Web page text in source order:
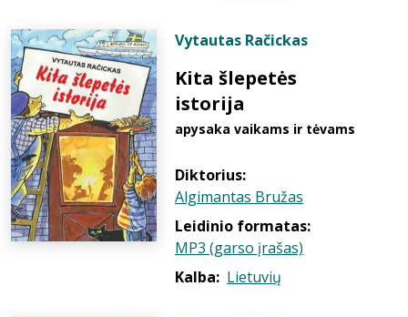
Vytautas Račickas
Kita šlepetės
istorija
apysaka vaikams ir tėvams
Diktorius:
Algimantas Bružas
Leidinio formatas:
MP3 (garso įrašas)
Kalba: Lietuvių